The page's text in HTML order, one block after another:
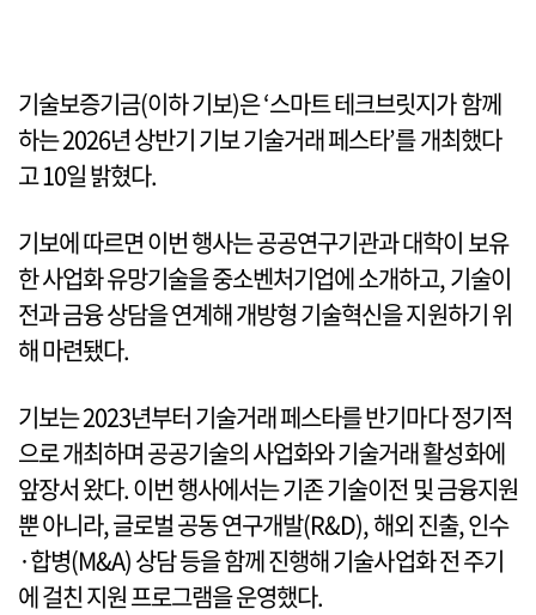
기술보증기금(이하 기보)은 ‘스마트 테크브릿지가 함께
하는 2026년 상반기 기보 기술거래 페스타’를 개최했다
고 10일 밝혔다.
기보에 따르면 이번 행사는 공공연구기관과 대학이 보유
한 사업화 유망기술을 중소벤처기업에 소개하고, 기술이
전과 금융 상담을 연계해 개방형 기술혁신을 지원하기 위
해 마련됐다.
기보는 2023년부터 기술거래 페스타를 반기마다 정기적
으로 개최하며 공공기술의 사업화와 기술거래 활성화에
앞장서 왔다. 이번 행사에서는 기존 기술이전 및 금융지원
뿐 아니라, 글로벌 공동 연구개발(R&D), 해외 진출, 인수
·합병(M&A) 상담 등을 함께 진행해 기술사업화 전 주기
에 걸친 지원 프로그램을 운영했다.